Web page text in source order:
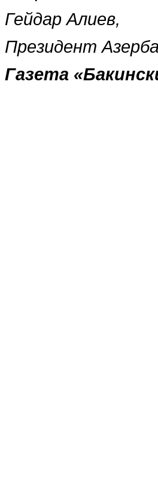
Гейдар Алиев,
Президент
Газета «